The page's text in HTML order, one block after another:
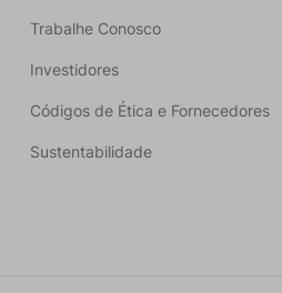
Trabalhe Conosco
Investidores
Códigos de Ética e Fornecedores
Sustentabilidade